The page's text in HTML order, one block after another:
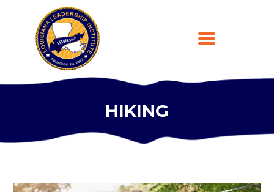
HIKING
LEARNING PLATFORM